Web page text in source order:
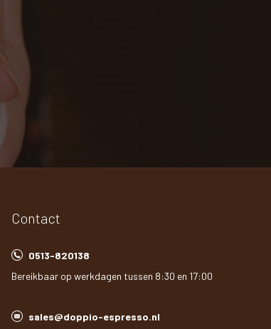
Contact
0513-820138
Bereikbaar op werkdagen tussen 8:30 en 17:00
sales@doppio-espresso.nl